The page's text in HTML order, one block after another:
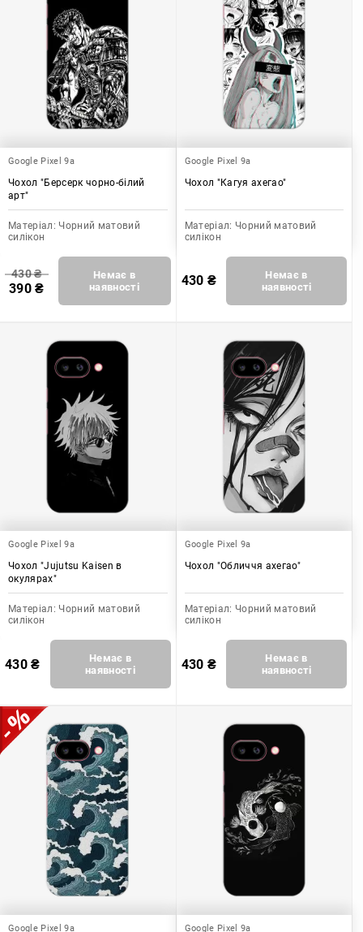
Google Pixel 9a
Чохол "Берсерк чорно-білий
арт"
Матеріал: Чорний матовий
силікон
430₴
390₴
Немає в
наявності
Google Pixel 9a
Чохол "Кагуя ахегао"
Матеріал: Чорний матовий
силікон
430 ₴
Немає в
наявності
Google Pixel 9a
Чохол "Jujutsu Kaisen в
окулярах"
Матеріал: Чорний матовий
силікон
430₴
Немає в
наявності
Google Pixel 9a
Чохол "Обличчя ахегао"
Матеріал: Чорний матовий
силікон
430 ₴
Немає в
наявності
Google Pixel 9a Google Pixel 9a